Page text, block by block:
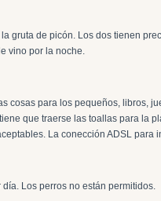
gruta de picón. Los dos tienen
vino por la noche.
cosas para los pequeños, libros,
que traerse las toallas para la
La conección ADSL para
Los perros no están permitidos.